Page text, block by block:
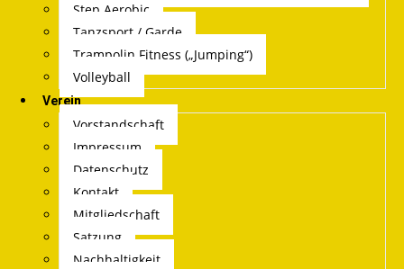
Step Aerobic
Tanzsport / Garde
Trampolin Fitness („Jumping“)
Volleyball
Verein
Vorstandschaft
Impressum
Datenschutz
Kontakt
Mitgliedschaft
Satzung
Nachhaltigkeit